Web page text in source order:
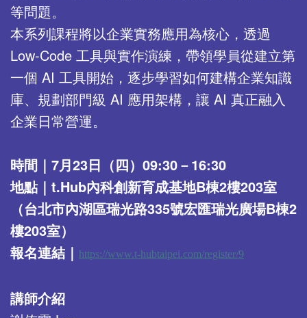
等問題。
本系列課程將以企業實務應用為核心，透過
Low-Code 工具與實作演練，帶領學員從建立第
一個 AI 工具開始，逐步學習如何建構企業知識
庫、規劃部門級 AI 應用架構，讓 AI 真正融入
企業日常營運。
時間｜ 7月23日（四） 09:30－16:30
地點｜ t.Hub內科創新育成基地B棟2樓203室
（台北市內湖區瑞光路335號宏匯瑞光廣場B棟2
樓203室）
報名連結｜ https://www.t-hubtaipei.com/register/9
講師介紹